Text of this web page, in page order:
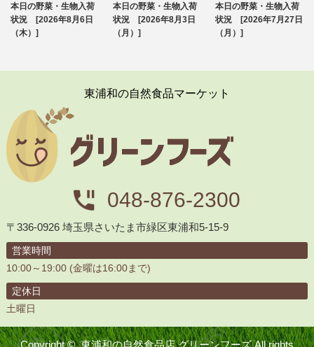
ブログ
本日の野菜・生物入荷
状況 [2026年8月6日
（木）]
ブログ
本日の野菜・生物入荷
状況 [2026年8月3日
（月）]
ブログ
本日の野菜・生物入荷
状況 [2026年7月27日
（月）]
東浦和の自然食品マーケット
048-876-2300
〒336-0926 埼玉県さいたま市緑区東浦和5-15-9
営業時間
10:00～19:00 (金曜は16:00まで)
定休日
土曜日
Copyright ©東浦和の自然食品店 グリーンフーズAll rights